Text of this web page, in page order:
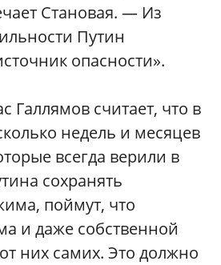
Становая. — Из
Путин
опасности».
Галлямов считает, что в
недель и месяцев
всегда верили в
сохранять
поймут, что
и даже собственной
них самих. Это должно